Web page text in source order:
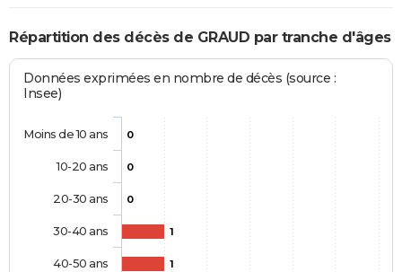
Répartition des décès de GRAUD par tranche d'âges
Données exprimées en nombre de décès (source :
Insee)
0
0
0
1
1
Moins de 10 ans
10-20 ans
20-30 ans
30-40 ans
40-50 ans